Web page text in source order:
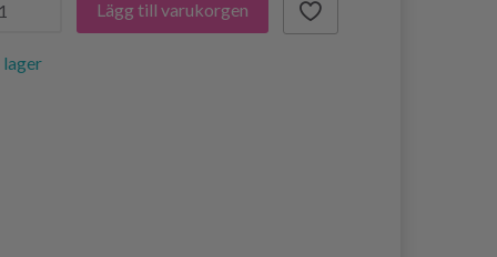
Lägg till varukorgen
lager